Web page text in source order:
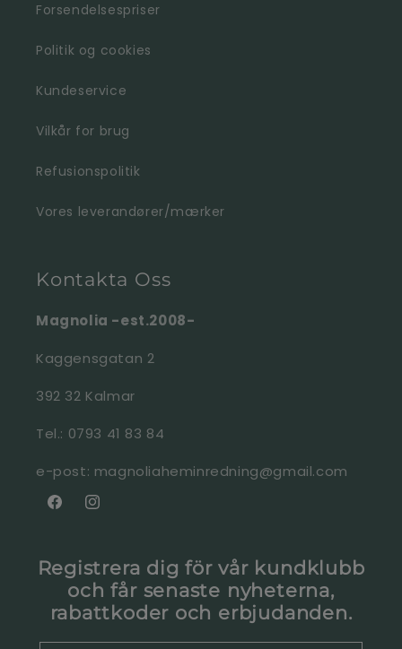
Forsendelsespriser
Politik og cookies
Kundeservice
Vilkår for brug
Refusionspolitik
Vores leverandører/mærker
Kontakta Oss
Magnolia -est.2008-
Kaggensgatan 2
392 32 Kalmar
Tel.: 0793 41 83 84
e-post: magnoliaheminredning@gmail.com
FacebookInstagram
Registrera dig för vår kundklubb
och får senaste nyheterna,
rabattkoder och erbjudanden.